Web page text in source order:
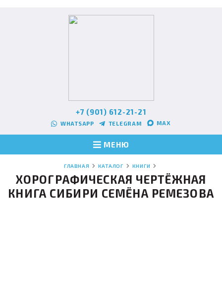
+7 (901) 612-21-21
WHATSAPP TELEGRAM MAX
МЕНЮ
ГЛАВНАЯ КАТАЛОГ КНИГИ
ХОРОГРАФИЧЕСКАЯ ЧЕРТЁЖНАЯ
КНИГА СИБИРИ СЕМЁНА РЕМЕЗОВА